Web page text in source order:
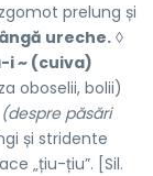
prelung și
ureche.◊
i ~ (cuiva)
oboselii, bolii)
(despre păsări
și stridente
„țiu-țiu”. [Sil.